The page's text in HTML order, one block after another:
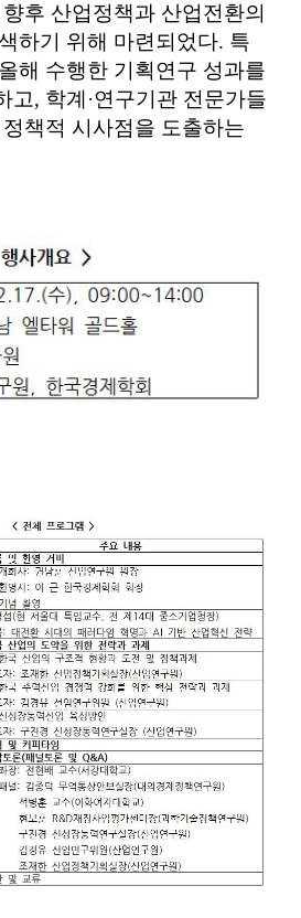
향후 산업정책과 산업전환의
하기 위해 마련되었다. 특
해 수행한 기획연구 성과를
고, 학계 ·연구기관 전문가들
책적 시사점을 도출하는